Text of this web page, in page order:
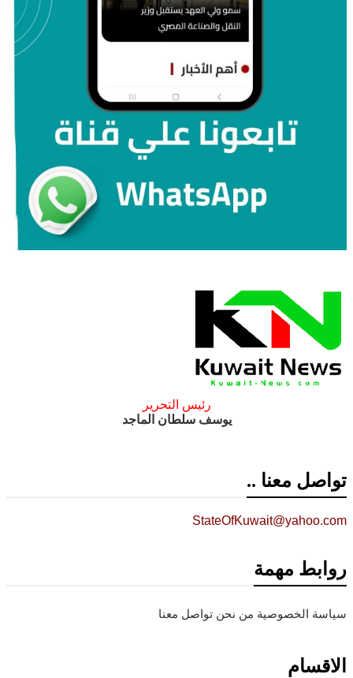
رئيس التحرير
يوسف سلطان الماجد
تواصل معنا ..
StateOfKuwait@yahoo.com
روابط مهمة
سياسة الخصوصية من نحن تواصل معنا
الاقسام